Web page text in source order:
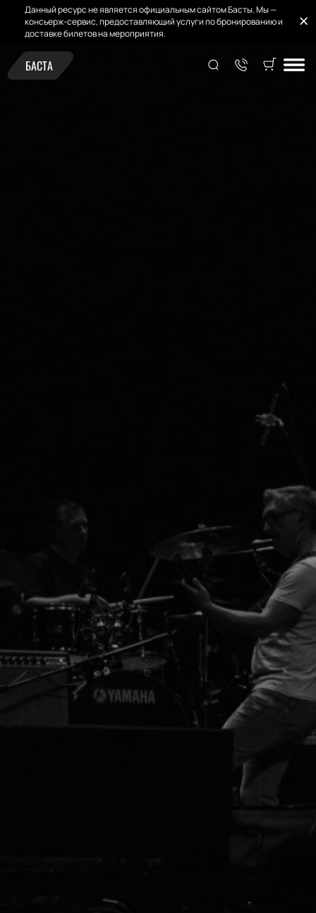
Данный ресурс не является официальным сайтом Басты. Мы —
консьерж-сервис, предоставляющий услуги по бронированию и
доставке билетов на мероприятия.
БАСТА